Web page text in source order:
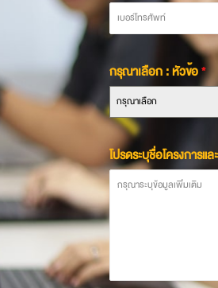
กรุณาเลือก : หัวข้อ*
กรุณาเลือก
โปรดระบุชื่อโครงการ